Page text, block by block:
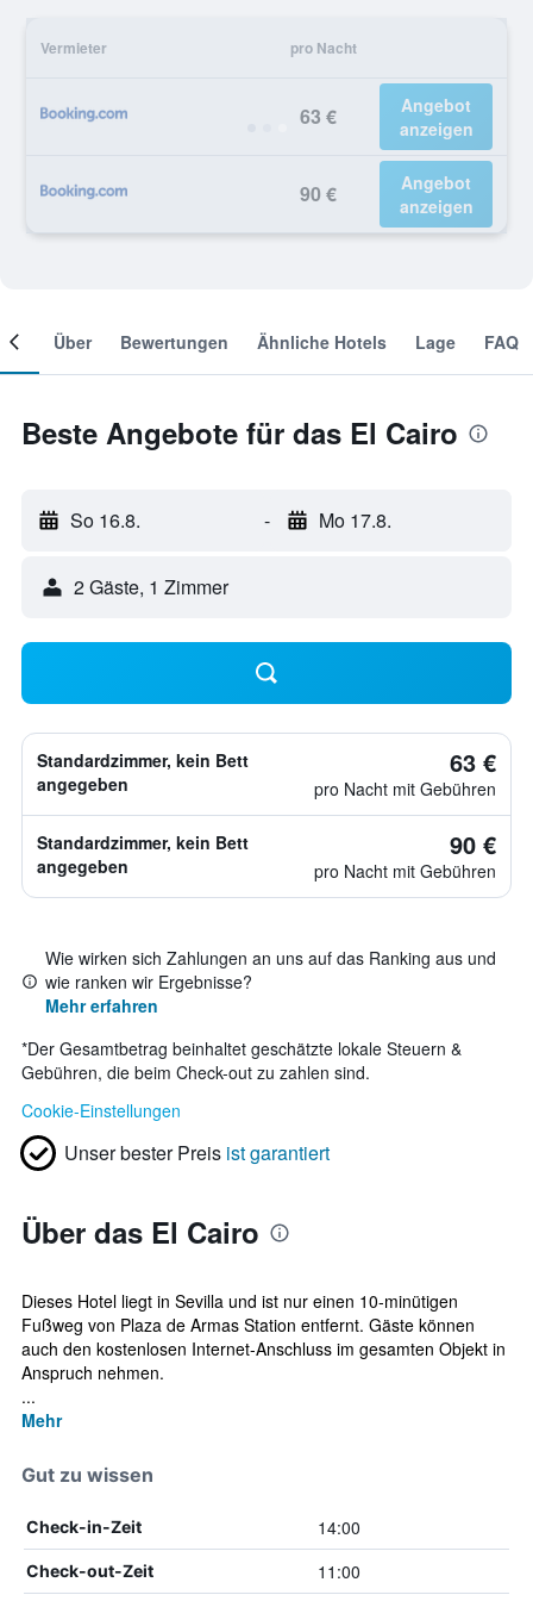
Vermieter pro Nacht
63 €
Angebot
anzeigen
90 €
Angebot
anzeigen
Über Bewertungen Ähnliche Hotels Lage FAQ
Beste Angebote für das El Cairo
So 16.8. - Mo 17.8.
2 Gäste, 1 Zimmer
Standardzimmer, kein Bett
angegeben
63 €
pro Nacht mit Gebühren
Standardzimmer, kein Bett
angegeben
90 €
pro Nacht mit Gebühren
Wie wirken sich Zahlungen an uns auf das Ranking aus und
wie ranken wir Ergebnisse?
Mehr erfahren
*Der Gesamtbetrag beinhaltet geschätzte lokale Steuern &
Gebühren, die beim Check-out zu zahlen sind.
Cookie-Einstellungen
Unser bester Preis ist garantiert
Über das El Cairo
Dieses Hotel liegt in Sevilla und ist nur einen 10-minütigen
Fußweg von Plaza de Armas Station entfernt. Gäste können
auch den kostenlosen Internet-Anschluss im gesamten Objekt in
Anspruch nehmen.
...
Mehr
Gut zu wissen
Check-in-Zeit 14:00
Check-out-Zeit
11:00